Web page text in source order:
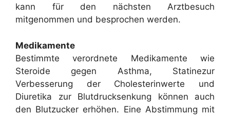
kann für den nächsten Arztbesuch
mitgenommen und besprochen werden.
Medikamente
Bestimmte verordnete Medikamente wie
Steroide gegen Asthma, Statinezur
Verbesserung der Cholesterinwerte und
Diuretika zur Blutdrucksenkung können auch
den Blutzucker erhöhen. Eine Abstimmung mit